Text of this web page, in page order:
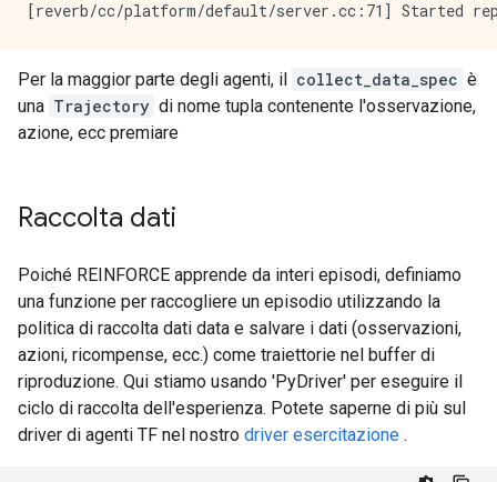
Per la maggior parte degli agenti, il collect_data_spec è
una Trajectory di nome tupla contenente l'osservazione,
azione, ecc premiare
Raccolta dati
Poiché REINFORCE apprende da interi episodi, definiamo
una funzione per raccogliere un episodio utilizzando la
politica di raccolta dati data e salvare i dati (osservazioni,
azioni, ricompense, ecc.) come traiettorie nel buffer di
riproduzione. Qui stiamo usando 'PyDriver' per eseguire il
ciclo di raccolta dell'esperienza. Potete saperne di più sul
driver di agenti TF nel nostro driver esercitazione .